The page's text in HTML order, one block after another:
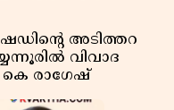
അടിത്തറ
വിവാദ
കെ രാഗേഷ്